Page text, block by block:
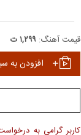
قیمت آهنگ: ۱,۲۹۹ ت
افزودن به
کاربر گرامی به